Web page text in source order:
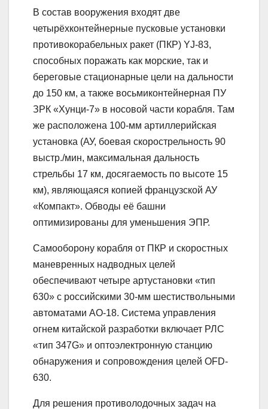
В состав вооружения входят две
четырёхконтейнерные пусковые установки
противокорабельных ракет (ПКР) YJ-83,
способных поражать как морские, так и
береговые стационарные цели на дальности
до 150 км, а также восьмиконтейнерная ПУ
ЗРК «Хунци-7» в носовой части корабля. Там
же расположена 100-мм артиллерийская
установка (АУ, боевая скорострельность 90
выстр./мин, максимальная дальность
стрельбы 17 км, досягаемость по высоте 15
км), являющаяся копией французской АУ
«Компакт». Обводы её башни
оптимизированы для уменьшения ЭПР.
Самооборону корабля от ПКР и скоростных
маневренных надводных целей
обеспечивают четыре артустановки «тип
630» с российскими 30-мм шестиствольными
автоматами АО-18. Система управления
огнем китайской разработки включает РЛС
«тип 347G» и оптоэлектронную станцию
обнаружения и сопровождения целей OFD-
630.
Для решения противолодочных задач на